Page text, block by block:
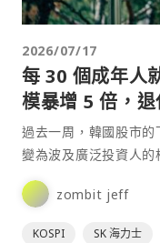
2026/07/17
每 30 個成年人
模暴增 5 倍，
過去一周，韓國股市
變為波及廣泛投資人的
盤遭到追繳，以及槓
面⋯ zombit jeff
KOSPI SK 海力士